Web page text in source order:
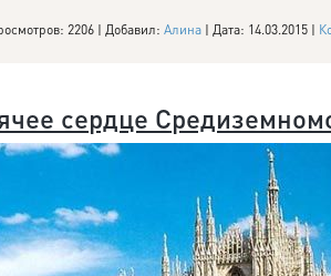
2206 | Добавил: Алина | Дата: 14.03.2015 |
сердце